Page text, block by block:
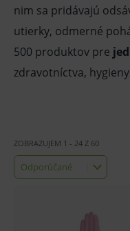
nim sa pridávajú
utierky, odmerné
500 produktov pre
zdravotníctva,
Odporúčané
Odporúčané
ZOBRAZUJEM 1 - 24 Z 60